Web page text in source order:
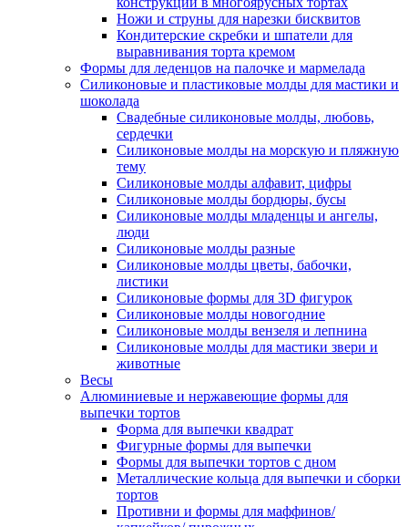
Ножи и струны для нарезки бисквитов
Кондитерские скребки и шпатели для
выравнивания торта кремом
Формы для леденцов на палочке и мармелада
Силиконовые и пластиковые молды для мастики и
шоколада
Свадебные силиконовые молды, любовь,
сердечки
Силиконовые молды на морскую и пляжную
тему
Силиконовые молды алфавит, цифры
Силиконовые молды бордюры, бусы
Силиконовые молды младенцы и ангелы,
люди
Силиконовые молды разные
Силиконовые молды цветы, бабочки,
листики
Силиконовые формы для 3D фигурок
Силиконовые молды новогодние
Силиконовые молды вензеля и лепнина
Силиконовые молды для мастики звери и
животные
Весы
Алюминиевые и нержавеющие формы для
выпечки тортов
Форма для выпечки квадрат
Фигурные формы для выпечки
Формы для выпечки тортов с дном
Металлические кольца для выпечки и сборки
тортов
Противни и формы для маффинов/